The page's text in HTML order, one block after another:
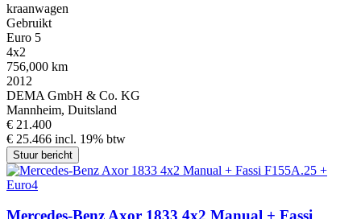
kraanwagen
Gebruikt
Euro 5
4x2
756,000 km
2012
DEMA GmbH & Co. KG
Mannheim, Duitsland
€ 21.400
€ 25.466 incl. 19% btw
Stuur bericht